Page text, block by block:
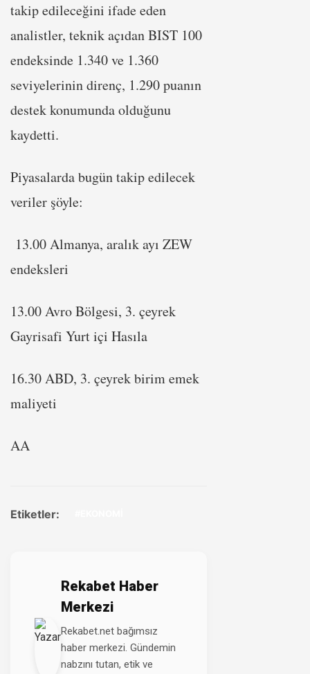
takip edileceğini ifade eden
analistler, teknik açıdan BIST 100
endeksinde 1.340 ve 1.360
seviyelerinin direnç, 1.290 puanın
destek konumunda olduğunu
kaydetti.
Piyasalarda bugün takip edilecek
veriler şöyle:
13.00 Almanya, aralık ayı ZEW
endeksleri
13.00 Avro Bölgesi, 3. çeyrek
Gayrisafi Yurt içi Hasıla
16.30 ABD, 3. çeyrek birim emek
maliyeti
AA
Etiketler:
Rekabet Haber
Merkezi
Rekabet.net bağımsız
haber merkezi. Gündemin
nabzını tutan, etik ve